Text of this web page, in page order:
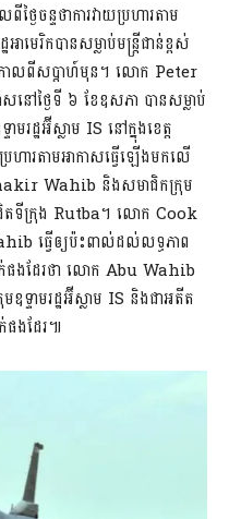
ងៃចន្ទថាការវាយប្រហារតាម
េរិកបានសម្លាប់មន្រ្តីជាន់ខ្ពស់
ក់កាលពីសប្តាហ៍មុន។ លោក Peter
នៅថ្ងៃទី ៦ ខែឧសភា បានសម្លាប់
ដ្ឋអ៊ីស្លាម IS នៅក្នុងខេត្ត
ារតាមអាកាសធ្វើឡើងមកលើ
Wahib និងសមាជិកក្រុម
ជិតទីក្រុង Rutba។ លោក Cook
ធ្វើឲ្យប៉ះពាល់ដល់លទ្ធភាព
ាក់ផងដែរថា លោក Abu Wahib
ឧទ្ទាមរដ្ឋអ៊ីស្លាម IS និងជាអតីត
ផងដែរ៕